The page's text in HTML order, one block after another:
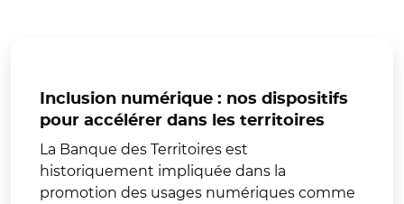
Inclusion numérique : nos dispositifs
pour accélérer dans les territoires
La Banque des Territoires est
historiquement impliquée dans la
promotion des usages numériques comme